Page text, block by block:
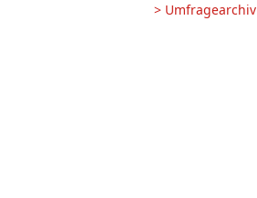
> Umfragearchiv